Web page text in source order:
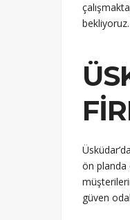
bekliyoruz.
ön planda
güven